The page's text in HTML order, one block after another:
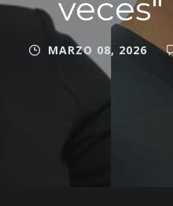
veces"
MARZO 08, 2026